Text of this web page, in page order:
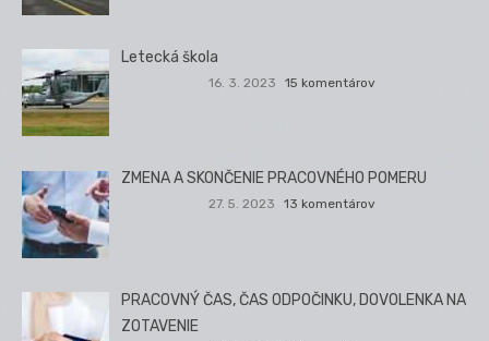
Letecká škola
16. 3. 2023 15 komentárov
ZMENA A SKONČENIE PRACOVNÉHO POMERU
27. 5. 2023 13 komentárov
PRACOVNÝ ČAS, ČAS ODPOČINKU, DOVOLENKA NA
ZOTAVENIE